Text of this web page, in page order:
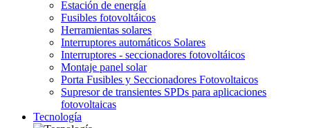
Estación de energía
Fusibles fotovoltáicos
Herramientas solares
Interruptores automáticos Solares
Interruptores - seccionadores fotovoltáicos
Montaje panel solar
Porta Fusibles y Seccionadores Fotovoltaicos
Supresor de transientes SPDs para aplicaciones
fotovoltaicas
Tecnología